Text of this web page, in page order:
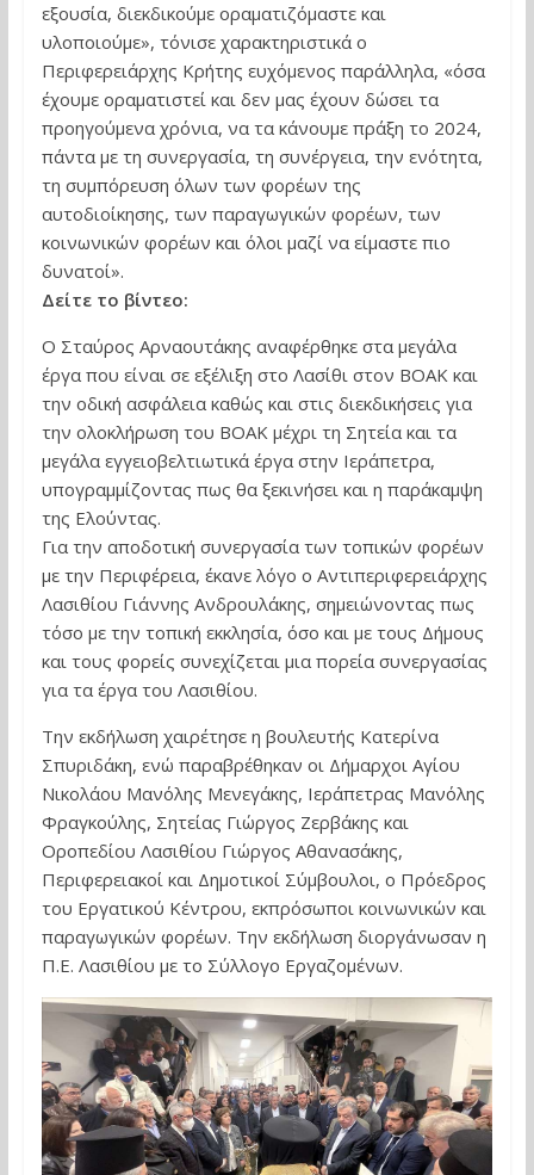
εξουσία, διεκδικούμε οραματιζόμαστε και
υλοποιούμε», τόνισε χαρακτηριστικά ο
Περιφερειάρχης Κρήτης ευχόμενος παράλληλα, «όσα
έχουμε οραματιστεί και δεν μας έχουν δώσει τα
προηγούμενα χρόνια, να τα κάνουμε πράξη το 2024,
πάντα με τη συνεργασία, τη συνέργεια, την ενότητα,
τη συμπόρευση όλων των φορέων της
αυτοδιοίκησης, των παραγωγικών φορέων, των
κοινωνικών φορέων και όλοι μαζί να είμαστε πιο
δυνατοί».
Δείτε το βίντεο:
Ο Σταύρος Αρναουτάκης αναφέρθηκε στα μεγάλα
έργα που είναι σε εξέλιξη στο Λασίθι στον ΒΟΑΚ και
την οδική ασφάλεια καθώς και στις διεκδικήσεις για
την ολοκλήρωση του ΒΟΑΚ μέχρι τη Σητεία και τα
μεγάλα εγγειοβελτιωτικά έργα στην Ιεράπετρα,
υπογραμμίζοντας πως θα ξεκινήσει και η παράκαμψη
της Ελούντας.
Για την αποδοτική συνεργασία των τοπικών φορέων
με την Περιφέρεια, έκανε λόγο ο Αντιπεριφερειάρχης
Λασιθίου Γιάννης Ανδρουλάκης, σημειώνοντας πως
τόσο με την τοπική εκκλησία, όσο και με τους Δήμους
και τους φορείς συνεχίζεται μια πορεία συνεργασίας
για τα έργα του Λασιθίου.
Την εκδήλωση χαιρέτησε η βουλευτής Κατερίνα
Σπυριδάκη, ενώ παραβρέθηκαν οι Δήμαρχοι Αγίου
Νικολάου Μανόλης Μενεγάκης, Ιεράπετρας Μανόλης
Φραγκούλης, Σητείας Γιώργος Ζερβάκης και
Οροπεδίου Λασιθίου Γιώργος Αθανασάκης,
Περιφερειακοί και Δημοτικοί Σύμβουλοι, ο Πρόεδρος
του Εργατικού Κέντρου, εκπρόσωποι κοινωνικών και
παραγωγικών φορέων. Την εκδήλωση διοργάνωσαν η
Π.Ε. Λασιθίου με το Σύλλογο Εργαζομένων.